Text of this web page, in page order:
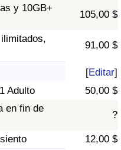
y 10GB+
105,00 $
91,00 $
[Editar]
Adulto
50,00 $
en fin de
?
12,00 $